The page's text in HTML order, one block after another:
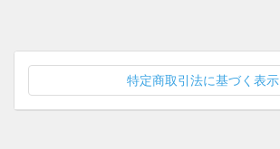
特定商取引法に基づく表示